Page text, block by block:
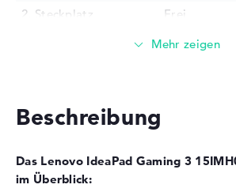
2. Steckplatz
Frei
8 GB
Schnittstelle
PCIe
Optische Speicher
Beschreibung
Das Lenovo IdeaPad Gaming 3
im Überblick: